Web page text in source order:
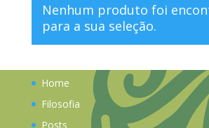
Nenhum produto foi
para a sua seleção.
Home
Filosofia
Posts